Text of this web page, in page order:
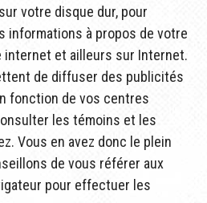
votre disque dur, pour
informations à propos de votre
et ailleurs sur Internet.
de diffuser des publicités
fonction de vos centres
les témoins et les
Vous en avez donc le plein
de vous référer aux
pour effectuer les